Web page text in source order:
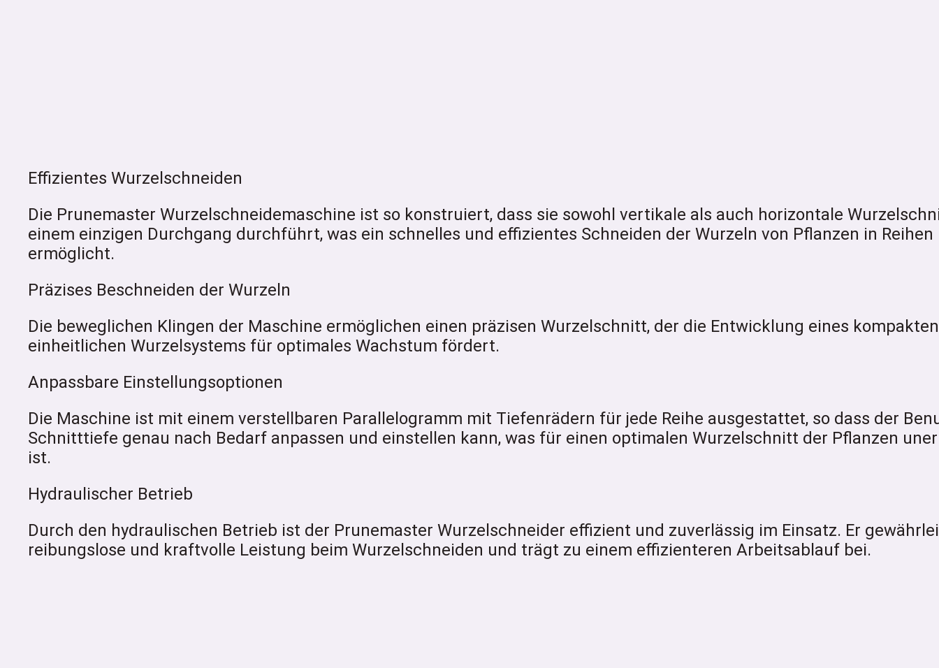
Effizientes Wurzelschneiden
Die Prunemaster Wurzelschneidemaschine ist so konstruiert, dass sie sowohl vertikale als auch horizontale
einem einzigen Durchgang durchführt, was ein schnelles und effizientes Schneiden der Wurzeln von Pflanzen in Reihen
ermöglicht.
Präzises Beschneiden der Wurzeln
Die beweglichen Klingen der Maschine ermöglichen einen präzisen Wurzelschnitt, der die Entwicklung eines
einheitlichen Wurzelsystems für optimales Wachstum fördert.
Anpassbare Einstellungsoptionen
Die Maschine ist mit einem verstellbaren Parallelogramm mit Tiefenrädern für jede Reihe ausgestattet, so dass der
Schnitttiefe genau nach Bedarf anpassen und einstellen kann, was für einen optimalen Wurzelschnitt der Pflanzen
ist.
Hydraulischer Betrieb
Durch den hydraulischen Betrieb ist der Prunemaster Wurzelschneider effizient und zuverlässig im Einsatz. Er
reibungslose und kraftvolle Leistung beim Wurzelschneiden und trägt zu einem effizienteren Arbeitsablauf bei.